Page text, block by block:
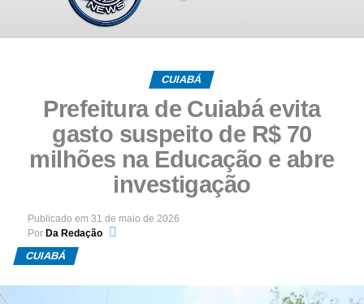
CUIABÁ
Prefeitura de Cuiabá evita
gasto suspeito de R$ 70
milhões na Educação e abre
investigação
Publicado em 31 de maio de 2026
Por Da Redação
CUIABÁ